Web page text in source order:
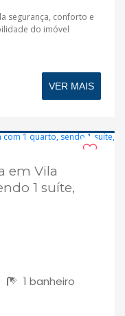
segurança, conforto e
do imóvel
VER MAIS
Aceita financiamento
em Vila
1 suíte,
1 banheiro